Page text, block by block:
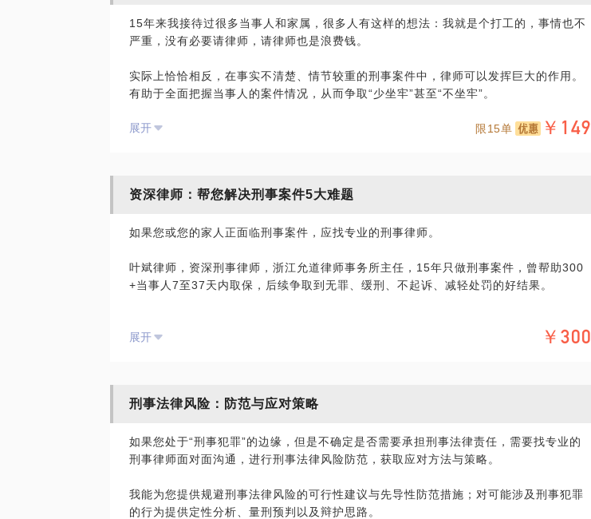
结；根据频发、特殊罪名的辩护思路，针对不同的当事人量身定制辩护方案。
01 全面分析已知案情，判断取保、缓刑、减轻、无罪的几率；
02 根据案件特点量身制定辩护方案。
【在行郑重提示】：此话题内容仅为该行家在法律领域的个人经验、意见或观点，仅供
代表平台观点，平台对话题内容不予担保，烦请知悉。
15年来我接待过很多当事人和家属，很多人有这样的想法：我就是个打工的，事情也不
严重，没有必要请律师，请律师也是浪费钱。
实际上恰恰相反，在事实不清楚、情节较重的刑事案件中，律师可以发挥巨大的作用。
有助于全面把握当事人的案件情况，从而争取“少坐牢”甚至“不坐牢”。
我可以帮您做什么？
期。
学员参考使用，亦不具有任何法律效力。如您需要聘请律师，在行建议您通过正式途径
签订相关的律师代理合同、顾问合同或其他形式的聘用合同。本话题内容及行家观点不
展开 限15单 ￥149
资深律师：帮您解决刑事案件5大难题
如果您或您的家人正面临刑事案件，应找专业的刑事律师。
叶斌律师，资深刑事律师，浙江允道律师事务所主任，15年只做刑事案件，曾帮助300
+当事人7至37天内取保，后续争取到无罪、缓刑、不起诉、减轻处罚的好结果。
□ 案件跟进难：联系沟通公检法，了解案件进展，阅取案卷，调取有利证据。
□ 法律辩护难：从定性、地位、情节出发变更重罪为轻罪、争取减轻处罚、降低刑期。
展开 ￥300
刑事法律风险：防范与应对策略
如果您处于“刑事犯罪”的边缘，但是不确定是否需要承担刑事法律责任，需要找专业的
刑事律师面对面沟通，进行刑事法律风险防范，获取应对方法与策略。
我能为您提供规避刑事法律风险的可行性建议与先导性防范措施；对可能涉及刑事犯罪
的行为提供定性分析、量刑预判以及辩护思路。